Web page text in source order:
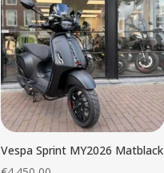
Vespa Sprint MY2026 Matblack